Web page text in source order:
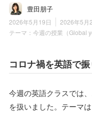
豊田朋子
2026年5月19日
2026年5月
テーマ： 今週の授業（Global
コロナ禍を英語で振
今週の英語クラスでは
を扱いました。テーマは